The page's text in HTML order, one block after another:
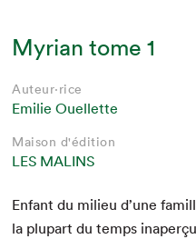
Myrian tome 1
Auteur·rice
Emilie Ouellette
Maison d'édition
LES MALINS
Enfant du milieu d’une
la plu­part du temps